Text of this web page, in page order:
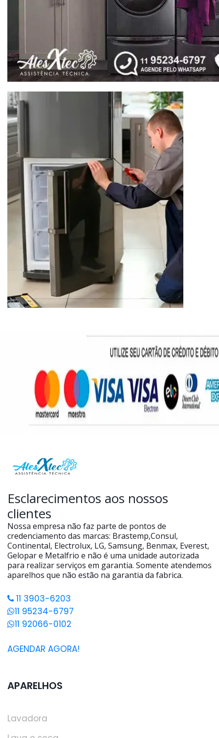
Esclarecimentos aos nossos
clientes
Nossa empresa não faz parte de pontos de
credenciamento das marcas: Brastemp,Consul,
Continental, Electrolux, LG, Samsung, Benmax, Everest,
Gelopar e Metalfrio e não é uma unidade autorizada
para realizar serviços em garantia. Somente atendemos
aparelhos que não estão na garantia da fabrica.
11 3903-6203
11 95234-6797
11 92066-0102
AGENDAR AGORA!
APARELHOS
Lavadora